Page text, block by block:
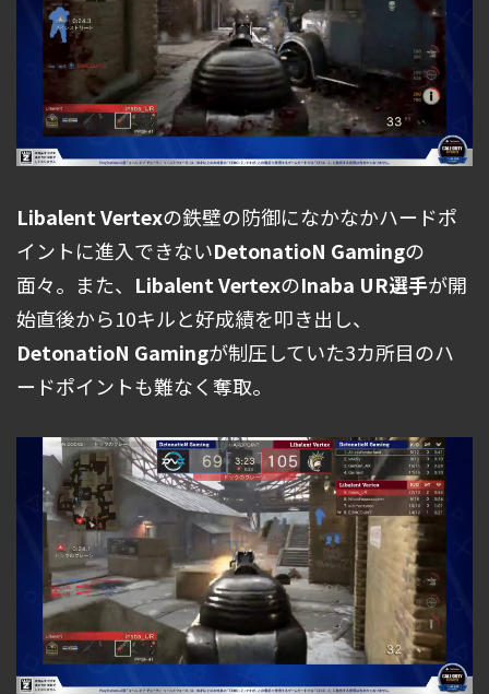
Libalent Vertexの鉄壁の防御になかなかハードポ
イントに進入できないDetonatioN Gamingの
面々。また、 Libalent VertexのInaba UR選手が開
始直後から10キルと好成績を叩き出し、
DetonatioN Gamingが制圧していた3カ所目のハ
ードポイントも難なく奪取。